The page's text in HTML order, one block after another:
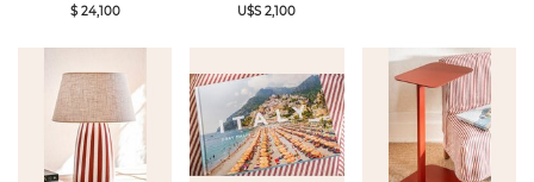
$ 24,100
U$S 2,100